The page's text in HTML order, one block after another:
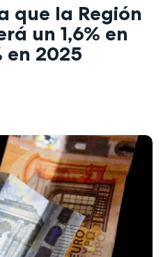
que la Región
un 1,6% en
en 2025